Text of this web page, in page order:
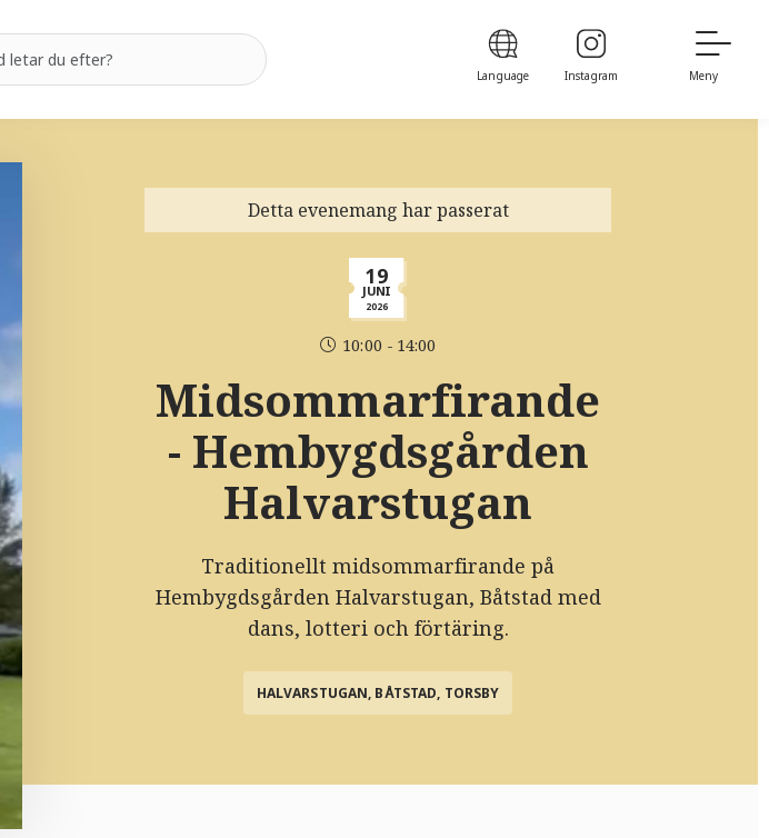
Language Instagram Meny
Detta evenemang har passerat
19
JUNI
2026
10:00 - 14:00
Midsommarfirande
- Hembygdsgården
Halvarstugan
Traditionellt midsommarfirande på
Hembygdsgården Halvarstugan, Båtstad med
dans, lotteri och förtäring.
HALVARSTUGAN, BÅTSTAD, TORSBY